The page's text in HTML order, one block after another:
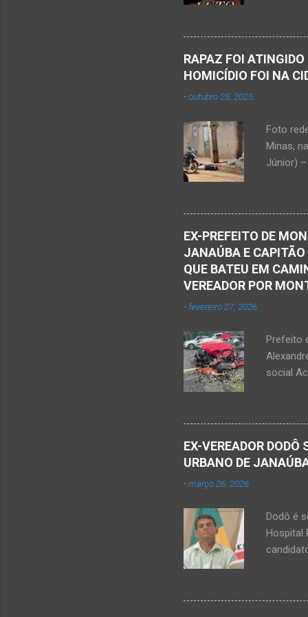
desse
Nardone
Sílvio da
desde
Que o
RAPAZ FOI
HOMICÍDIO FOI NA
-outubro 25, 2025
Foto
Minas,
Júnior)
Serra
Polícia
no
vítima.
EX-PREFEITO DE
JANAÚBA E CAPITÃO
QUE BATEU EM
VEREADOR POR
- fevereiro 27, 2026
Prefeito
social
rede
Minas,
Monte
estava
EX-VEREADOR
URBANO DE
-março 26, 2026
Dodô é
Hospital
um